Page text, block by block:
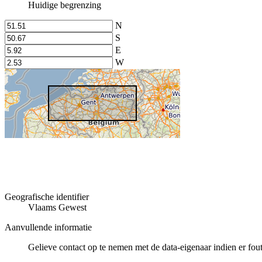
Huidige begrenzing
N
S
E
W
Geografische identifier
Vlaams Gewest
Aanvullende informatie
Gelieve contact op te nemen met de data-eigenaar indien er